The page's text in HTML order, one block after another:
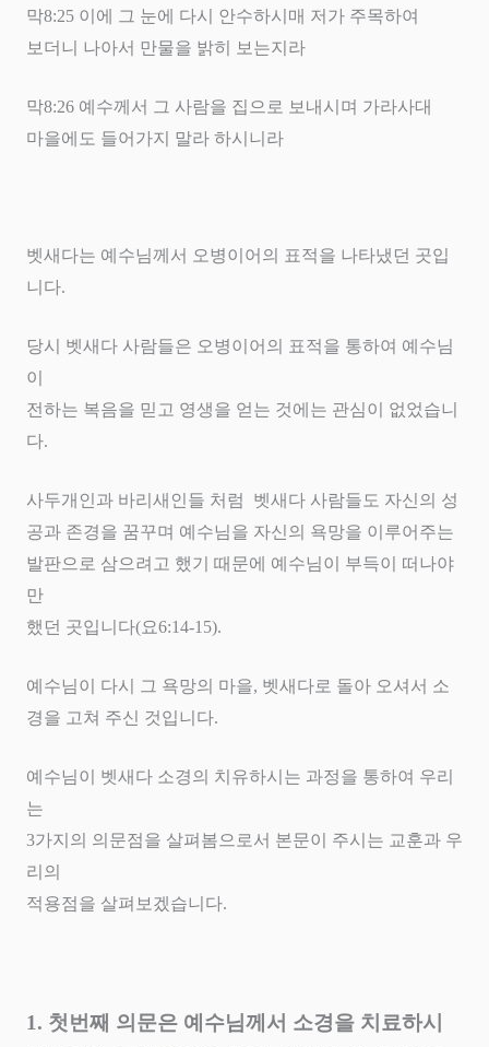
막8:25 이에 그 눈에 다시 안수하시매 저가 주목하여
보더니 나아서 만물을 밝히 보는지라
막8:26 예수께서 그 사람을 집으로 보내시며 가라사대
마을에도 들어가지 말라 하시니라
벳새다는 예수님께서 오병이어의 표적을 나타냈던 곳입
니다.
당시 벳새다 사람들은 오병이어의 표적을 통하여 예수님
이
전하는 복음을 믿고 영생을 얻는 것에는 관심이 없었습니
다.
사두개인과 바리새인들 처럼
벳새다 사람들도 자신의 성
공과 존경을 꿈꾸며 예수님을 자신의 욕망을 이루어주는
발판으로 삼으려고 했기 때문에 예수님이 부득이 떠나야
만
했던 곳입니다(요6:14-15).
예수님이 다시 그 욕망의 마을, 벳새다로 돌아 오셔서 소
경을 고쳐 주신 것입니다.
예수님이 벳새다 소경의 치유하시는 과정을 통하여 우리
는
3가지의 의문점을 살펴봄으로서 본문이 주시는 교훈과 우
리의
적용점을 살펴보겠습니다.
1. 첫번째 의문은 예수님께서 소경을 치료하시